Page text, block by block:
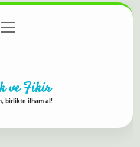
menüyü
aç
ve Fikir
birlikte ilham al!